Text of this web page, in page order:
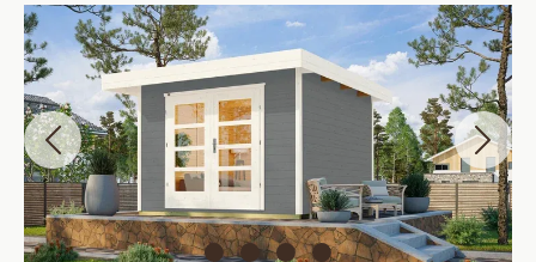
Bildergalerie überspringen